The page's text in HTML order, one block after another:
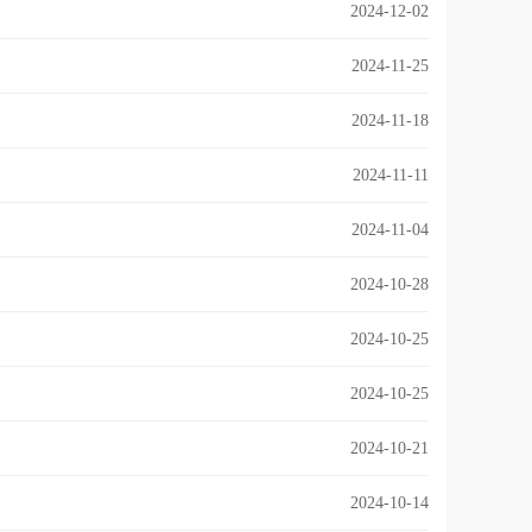
2024-12-02
2024-11-25
2024-11-18
2024-11-11
2024-11-04
2024-10-28
2024-10-25
2024-10-25
2024-10-21
2024-10-14